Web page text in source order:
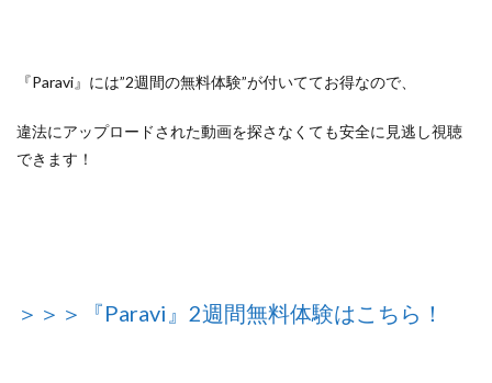
『Paravi』には”2週間の無料体験”が付いててお得なので、
違法にアップロードされた動画を探さなくても安全に見逃し視聴
できます！
＞＞＞『Paravi』2週間無料体験はこちら！